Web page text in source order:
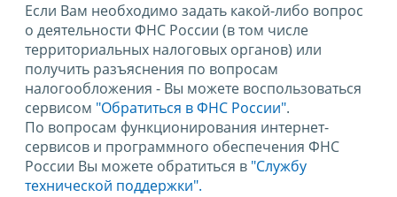
Если Вам необходимо задать какой-либо вопрос
о деятельности ФНС России (в том числе
территориальных налоговых органов) или
получить разъяснения по вопросам
налогообложения - Вы можете воспользоваться
сервисом "Обратиться в ФНС России".
По вопросам функционирования интернет-
сервисов и программного обеспечения ФНС
России Вы можете обратиться в "Службу
технической поддержки".